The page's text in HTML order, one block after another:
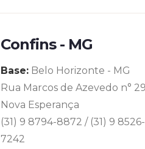
Confins - MG
Base: Belo Horizonte - MG
Rua Marcos de Azevedo n°
Nova Esperança
(31) 9 8794-8872 / (31) 9 8526-
7242